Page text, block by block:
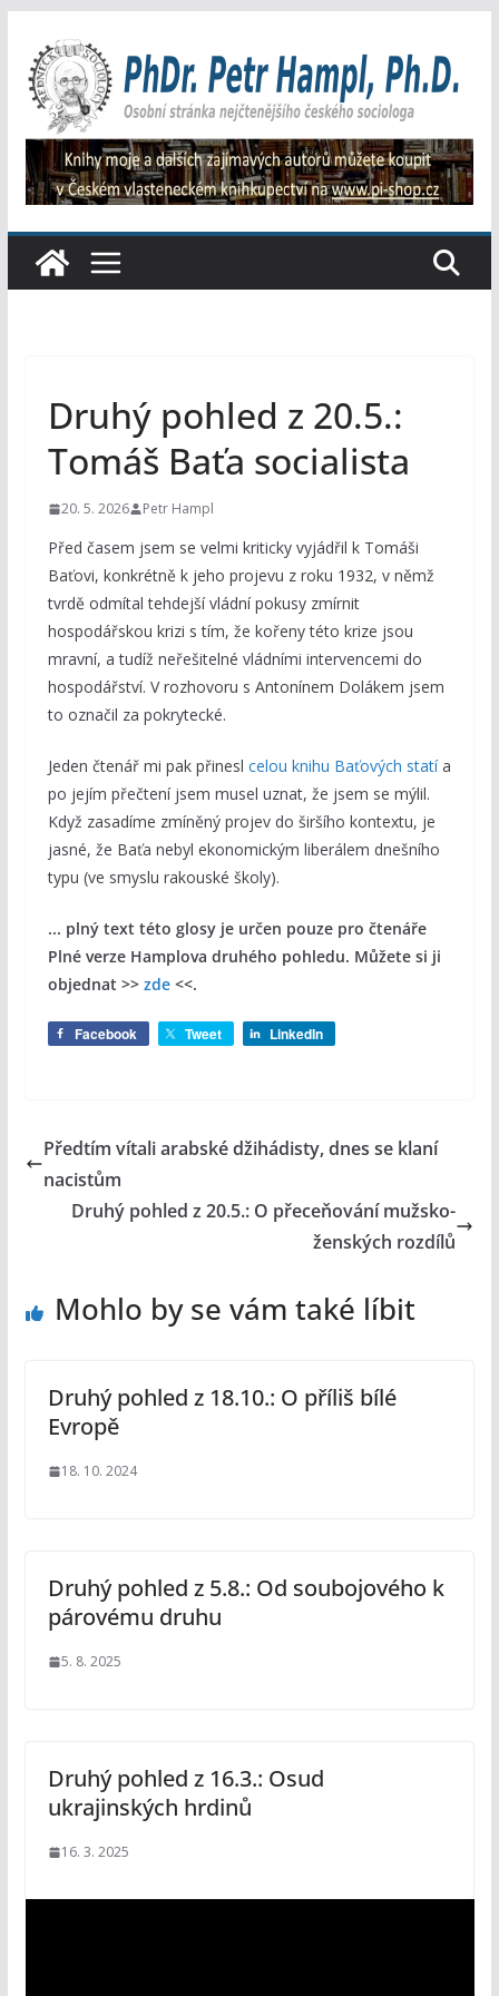
obsah
Druhý pohled z 20.5.:
Tomáš Baťa socialista
20. 5. 2026 Petr Hampl
Před časem jsem se velmi kriticky vyjádřil k Tomáši
Baťovi, konkrétně k jeho projevu z roku 1932, v němž
tvrdě odmítal tehdejší vládní pokusy zmírnit
hospodářskou krizi s tím, že kořeny této krize jsou
mravní, a tudíž neřešitelné vládními intervencemi do
hospodářství. V rozhovoru s Antonínem Dolákem jsem
to označil za pokrytecké.
Jeden čtenář mi pak přinesl celou knihu Baťových statía
po jejím přečtení jsem musel uznat, že jsem se mýlil.
Když zasadíme zmíněný projev do širšího kontextu, je
jasné, že Baťa nebyl ekonomickým liberálem dnešního
typu (ve smyslu rakouské školy).
... plný text této glosy je určen pouze pro čtenáře
Plné verze Hamplova druhého pohledu. Můžete si ji
objednat >> zde<<.
Facebook Tweet LinkedIn
Předtím vítali arabské džihádisty, dnes se klaní
nacistům
Druhý pohled z 20.5.: O přeceňování mužsko-
ženských rozdílů
Mohlo by se vám také líbit
Druhý pohled z 18.10.: O příliš bílé
Evropě
18. 10. 2024
Druhý pohled z 5.8.: Od soubojového k
párovému druhu
5. 8. 2025
Druhý pohled z 16.3.: Osud
ukrajinských hrdinů
16. 3. 2025